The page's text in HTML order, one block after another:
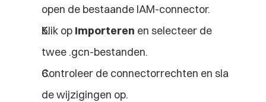
open de bestaande IAM-connector.
Klik op Importeren en selecteer de
twee .gcn-bestanden.
Controleer de connectorrechten en sla
de wijzigingen op.